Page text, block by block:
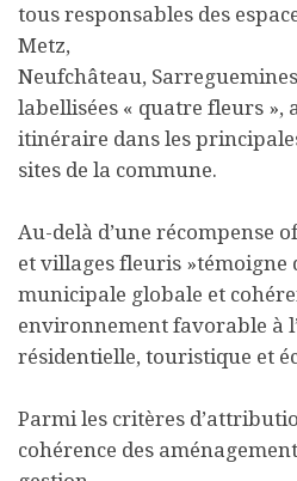
tous responsables des
Metz,
Neufchâteau,
labellisées « quatre fleurs »,
itinéraire dans les
sites de la commune.
Au-delà d’une récompense
et villages fleuris »témoigne
municipale globale et
environnement favorable à
résidentielle, touristique et
Parmi les critères
cohérence des